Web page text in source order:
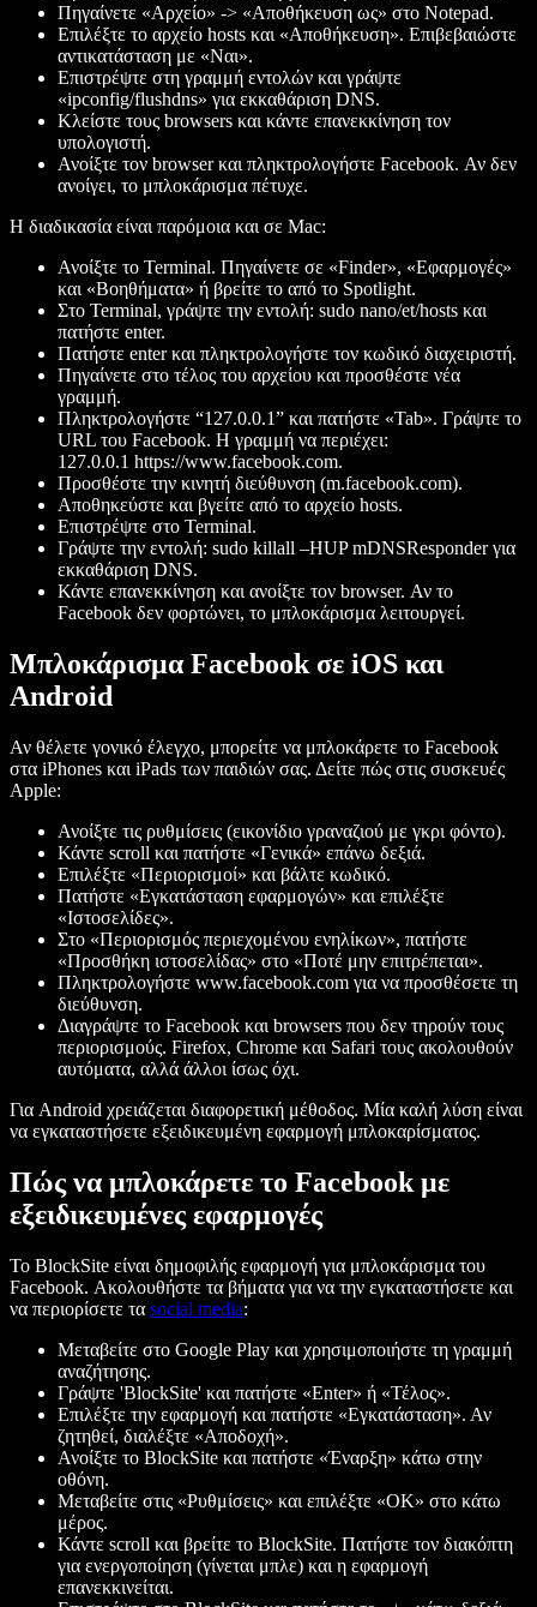
Πηγαίνετε «Αρχείο» -> «Αποθήκευση ως» στο Notepad.
Επιλέξτε το αρχείο hosts και «Αποθήκευση». Επιβεβαιώστε
αντικατάσταση με «Ναι».
Επιστρέψτε στη γραμμή εντολών και γράψτε
«ipconfig/flushdns» για εκκαθάριση DNS.
Κλείστε τους browsers και κάντε επανεκκίνηση τον
υπολογιστή.
Ανοίξτε τον browser και πληκτρολογήστε Facebook. Αν δεν
ανοίγει, το μπλοκάρισμα πέτυχε.
Η διαδικασία είναι παρόμοια και σε Mac:
Ανοίξτε το Terminal. Πηγαίνετε σε «Finder», «Εφαρμογές»
και «Βοηθήματα» ή βρείτε το από το Spotlight.
Στο Terminal, γράψτε την εντολή: sudo nano/et/hosts και
πατήστε enter.
Πατήστε enter και πληκτρολογήστε τον κωδικό διαχειριστή.
Πηγαίνετε στο τέλος του αρχείου και προσθέστε νέα
γραμμή.
Πληκτρολογήστε “127.0.0.1” και πατήστε «Tab». Γράψτε το
URL του Facebook. Η γραμμή να περιέχει:
127.0.0.1 https://www.facebook.com.
Προσθέστε την κινητή διεύθυνση (m.facebook.com).
Αποθηκεύστε και βγείτε από το αρχείο hosts.
Επιστρέψτε στο Terminal.
Γράψτε την εντολή: sudo killall –HUP mDNSResponder για
εκκαθάριση DNS.
Κάντε επανεκκίνηση και ανοίξτε τον browser. Αν το
Facebook δεν φορτώνει, το μπλοκάρισμα λειτουργεί.
Μπλοκάρισμα Facebook σε iOS και
Android
Αν θέλετε γονικό έλεγχο, μπορείτε να μπλοκάρετε το Facebook
στα iPhones και iPads των παιδιών σας. Δείτε πώς στις συσκευές
Apple:
Ανοίξτε τις ρυθμίσεις (εικονίδιο γραναζιού με γκρι φόντο).
Κάντε scroll και πατήστε «Γενικά» επάνω δεξιά.
Επιλέξτε «Περιορισμοί» και βάλτε κωδικό.
Πατήστε «Εγκατάσταση εφαρμογών» και επιλέξτε
«Ιστοσελίδες».
Στο «Περιορισμός περιεχομένου ενηλίκων», πατήστε
«Προσθήκη ιστοσελίδας» στο «Ποτέ μην επιτρέπεται».
Πληκτρολογήστε www.facebook.com για να προσθέσετε τη
διεύθυνση.
Διαγράψτε το Facebook και browsers που δεν τηρούν τους
περιορισμούς. Firefox, Chrome και Safari τους ακολουθούν
αυτόματα, αλλά άλλοι ίσως όχι.
Για Android χρειάζεται διαφορετική μέθοδος. Μία καλή λύση είναι
να εγκαταστήσετε εξειδικευμένη εφαρμογή μπλοκαρίσματος.
Πώς να μπλοκάρετε το Facebook με
εξειδικευμένες εφαρμογές
Το BlockSite είναι δημοφιλής εφαρμογή για μπλοκάρισμα του
Facebook. Ακολουθήστε τα βήματα για να την εγκαταστήσετε και
να περιορίσετε τα social media:
Μεταβείτε στο Google Play και χρησιμοποιήστε τη γραμμή
αναζήτησης.
Γράψτε 'BlockSite' και πατήστε «Enter» ή «Τέλος».
Επιλέξτε την εφαρμογή και πατήστε «Εγκατάσταση». Αν
ζητηθεί, διαλέξτε «Αποδοχή».
Ανοίξτε το BlockSite και πατήστε «Έναρξη» κάτω στην
οθόνη.
Μεταβείτε στις «Ρυθμίσεις» και επιλέξτε «OK» στο κάτω
μέρος.
Κάντε scroll και βρείτε το BlockSite. Πατήστε τον διακόπτη
για ενεργοποίηση (γίνεται μπλε) και η εφαρμογή
επανεκκινείται.